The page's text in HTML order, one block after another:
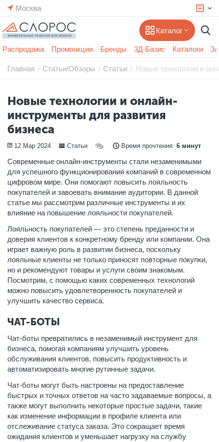
Москва
Каталог
Распродажа Промоакции Бренды 3Д-Базис Каталоги
Главная / Статьи/Обзоры / Статьи / Новые технологии и
Новые технологии и онлайн-
инструменты для развития
бизнеса
12 Мар 2024 Статьи Время прочтения: 6 минут
Современные онлайн-инструменты стали незаменимыми
для успешного функционирования компаний в современном
цифровом мире. Они помогают повысить лояльность
покупателей и завоевать внимание аудитории. В данной
статье мы рассмотрим различные инструменты и их
влияние на повышение лояльности покупателей.
Лояльность покупателей — это степень преданности и
доверия клиентов к конкретному бренду или компании. Она
играет важную роль в развитии бизнеса, поскольку
лояльные клиенты не только приносят повторные покупки,
но и рекомендуют товары и услуги своим знакомым.
Посмотрим, с помощью каких современных технологий
можно повысить удовлетворенность покупателей и
улучшить качество сервиса.
ЧАТ-БОТЫ
Чат-боты превратились в незаменимый инструмент для
бизнеса, помогая компаниям улучшить уровень
обслуживания клиентов, повысить продуктивность и
автоматизировать многие рутинные задачи.
Чат-боты могут быть настроены на предоставление
быстрых и точных ответов на часто задаваемые вопросы, а
также могут выполнить некоторые простые задачи, такие
как изменение информации в профиле клиента или
отслеживание статуса заказа. Это сокращает время
ожидания клиентов и уменьшает нагрузку на службу